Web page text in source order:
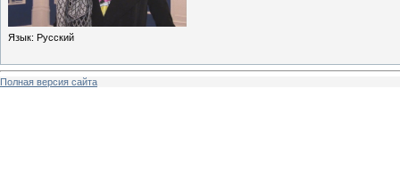
Язык: Русский
Полная версия сайта